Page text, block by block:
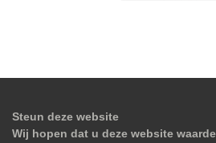
Steun deze website
Wij hopen dat u deze website